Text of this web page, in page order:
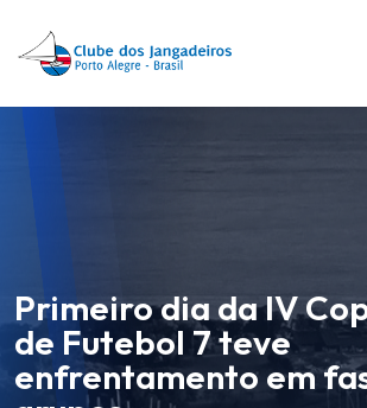
Primeiro dia da IV
de Futebol 7 teve
enfrentamento em